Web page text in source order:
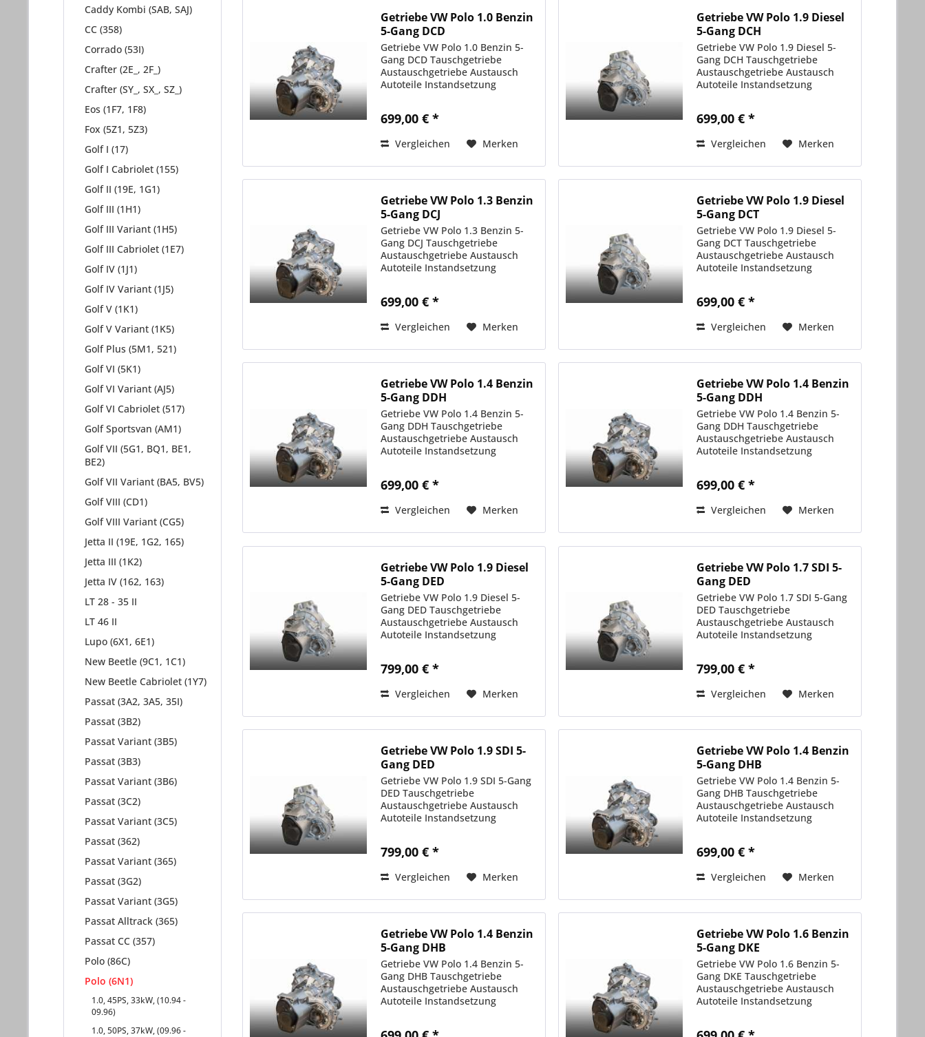
Caddy Kombi (SAB, SAJ)
CC (358)
Corrado (53I)
Crafter (2E_, 2F_)
Crafter (SY_, SX_, SZ_)
Eos (1F7, 1F8)
Fox (5Z1, 5Z3)
Golf I (17)
Golf I Cabriolet (155)
Golf II (19E, 1G1)
Golf III (1H1)
Golf III Variant (1H5)
Golf III Cabriolet (1E7)
Golf IV (1J1)
Golf IV Variant (1J5)
Golf V (1K1)
Golf V Variant (1K5)
Golf Plus (5M1, 521)
Golf VI (5K1)
Golf VI Variant (AJ5)
Golf VI Cabriolet (517)
Golf Sportsvan (AM1)
Golf VII (5G1, BQ1, BE1,
BE2)
Golf VII Variant (BA5, BV5)
Golf VIII (CD1)
Golf VIII Variant (CG5)
Jetta II (19E, 1G2, 165)
Jetta III (1K2)
Jetta IV (162, 163)
LT 28 - 35 II
LT 46 II
Lupo (6X1, 6E1)
New Beetle (9C1, 1C1)
New Beetle Cabriolet (1Y7)
Passat (3A2, 3A5, 35I)
Passat (3B2)
Passat Variant (3B5)
Passat (3B3)
Passat Variant (3B6)
Passat (3C2)
Passat Variant (3C5)
Passat (362)
Passat Variant (365)
Passat (3G2)
Passat Variant (3G5)
Passat Alltrack (365)
Passat CC (357)
Polo (86C)
Polo (6N1)
1.0, 45PS, 33kW, (10.94 -
09.96)
1.0, 50PS, 37kW, (09.96 -
Getriebe VW Polo 1.0 Benzin
5-Gang DCD
Getriebe VW Polo 1.0 Benzin 5-
Gang DCD Tauschgetriebe
Austauschgetriebe Austausch
Autoteile Instandsetzung
699,00 € *
Vergleichen Merken
Getriebe VW Polo 1.9 Diesel
5-Gang DCH
Getriebe VW Polo 1.9 Diesel 5-
Gang DCH Tauschgetriebe
Austauschgetriebe Austausch
Autoteile Instandsetzung
699,00 € *
Vergleichen Merken
Getriebe VW Polo 1.3 Benzin
5-Gang DCJ
Getriebe VW Polo 1.3 Benzin 5-
Gang DCJ Tauschgetriebe
Austauschgetriebe Austausch
Autoteile Instandsetzung
699,00 € *
Vergleichen Merken
Getriebe VW Polo 1.9 Diesel
5-Gang DCT
Getriebe VW Polo 1.9 Diesel 5-
Gang DCT Tauschgetriebe
Austauschgetriebe Austausch
Autoteile Instandsetzung
699,00 € *
Vergleichen Merken
Getriebe VW Polo 1.4 Benzin
5-Gang DDH
Getriebe VW Polo 1.4 Benzin 5-
Gang DDH Tauschgetriebe
Austauschgetriebe Austausch
Autoteile Instandsetzung
699,00 € *
Vergleichen Merken
Getriebe VW Polo 1.4 Benzin
5-Gang DDH
Getriebe VW Polo 1.4 Benzin 5-
Gang DDH Tauschgetriebe
Austauschgetriebe Austausch
Autoteile Instandsetzung
699,00 € *
Vergleichen Merken
Getriebe VW Polo 1.9 Diesel
5-Gang DED
Getriebe VW Polo 1.9 Diesel 5-
Gang DED Tauschgetriebe
Austauschgetriebe Austausch
Autoteile Instandsetzung
799,00 € *
Vergleichen Merken
Getriebe VW Polo 1.7 SDI 5-
Gang DED
Getriebe VW Polo 1.7 SDI 5-Gang
DED Tauschgetriebe
Austauschgetriebe Austausch
Autoteile Instandsetzung
799,00 € *
Vergleichen Merken
Getriebe VW Polo 1.9 SDI 5-
Gang DED
Getriebe VW Polo 1.9 SDI 5-Gang
DED Tauschgetriebe
Austauschgetriebe Austausch
Autoteile Instandsetzung
799,00 € *
Vergleichen Merken
Getriebe VW Polo 1.4 Benzin
5-Gang DHB
Getriebe VW Polo 1.4 Benzin 5-
Gang DHB Tauschgetriebe
Austauschgetriebe Austausch
Autoteile Instandsetzung
699,00 € *
Vergleichen Merken
Getriebe VW Polo 1.4 Benzin
5-Gang DHB
Getriebe VW Polo 1.4 Benzin 5-
Gang DHB Tauschgetriebe
Austauschgetriebe Austausch
Autoteile Instandsetzung
Getriebe VW Polo 1.6 Benzin
5-Gang DKE
Getriebe VW Polo 1.6 Benzin 5-
Gang DKE Tauschgetriebe
Austauschgetriebe Austausch
Autoteile Instandsetzung